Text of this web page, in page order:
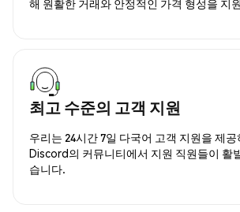
해 원활한 거래와 안정적인 가격 형성을 지
최고 수준의 고객 지원
우리는 24시간 7일 다국어 고객 지원을 제
Discord의 커뮤니티에서 지원 직원들이 활
습니다.